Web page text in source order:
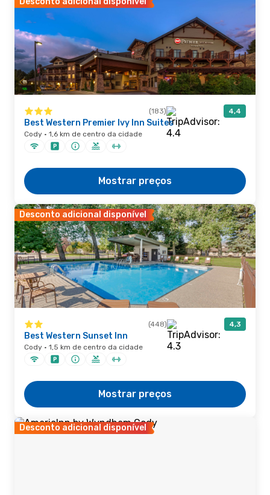
(183) 4,4
Best Western Premier Ivy Inn Suites
Cody · 1,6 km de centro da cidade
Mostrar preços
Desconto adicional disponível
(448) 4,3
Best Western Sunset Inn
Cody · 1,5 km de centro da cidade
Mostrar preços
Desconto adicional disponível